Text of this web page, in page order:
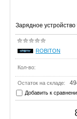
Зарядное
ROBITON
Кол-во:
Остаток на складе:
Добавить к